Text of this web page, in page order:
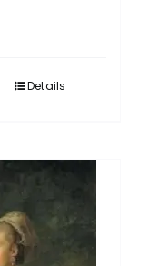
Details